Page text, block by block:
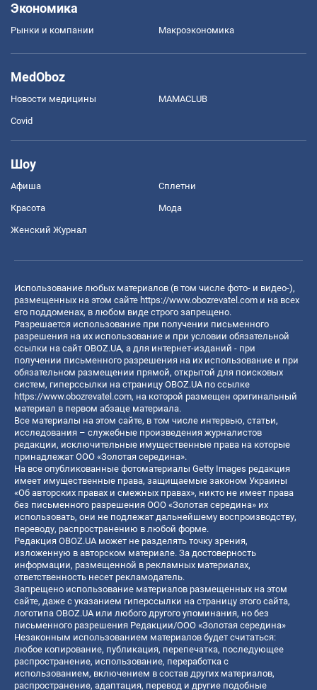
Экономика
Рынки и компании Mакроэкономика
MedOboz
Новости медицины MAMACLUB
Covid
Шоу
Афиша Сплетни
Красота Мода
Женский Журнал
Использование любых материалов (в том числе фото- и видео-),
размещенных на этом сайте https://www.obozrevatel.com и на всех
его поддоменах, в любом виде строго запрещено.
Разрешается использование при получении письменного
разрешения на их использование и при условии обязательной
ссылки на сайт OBOZ.UA, а для интернет-изданий - при
получении письменного разрешения на их использование и при
обязательном размещении прямой, открытой для поисковых
систем, гиперссылки на страницу OBOZ.UA по ссылке
https://www.obozrevatel.com, на которой размещен оригинальный
материал в первом абзаце материала.
Все материалы на этом сайте, в том числе интервью, статьи,
исследования – служебные произведения журналистов
редакции, исключительные имущественные права на которые
принадлежат ООО «Золотая середина».
На все опубликованные фотоматериалы Getty Images редакция
имеет имущественные права, защищаемые законом Украины
«Об авторских правах и смежных правах», никто не имеет права
без письменного разрешения ООО «Золотая середина» их
использовать, они не подлежат дальнейшему воспроизводству,
переводу, распространению в любой форме.
Редакция OBOZ.UA может не разделять точку зрения,
изложенную в авторском материале. За достоверность
информации, размещенной в рекламных материалах,
ответственность несет рекламодатель.
Запрещено использование материалов размещенных на этом
сайте, даже с указанием гиперссылки на страницу этого сайта,
логотипа OBOZ.UA или любого другого упоминания, но без
письменного разрешения Редакции/ООО «Золотая середина»
Незаконным использованием материалов будет считаться:
любое копирование, публикация, перепечатка, последующее
распространение, использование, переработка с
использованием, включением в состав других материалов,
распространение, адаптация, перевод и другие подобные